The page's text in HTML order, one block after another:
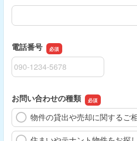
電話番号
電話番号
お問い合わせの種類
物件の貸出や売却に関するご